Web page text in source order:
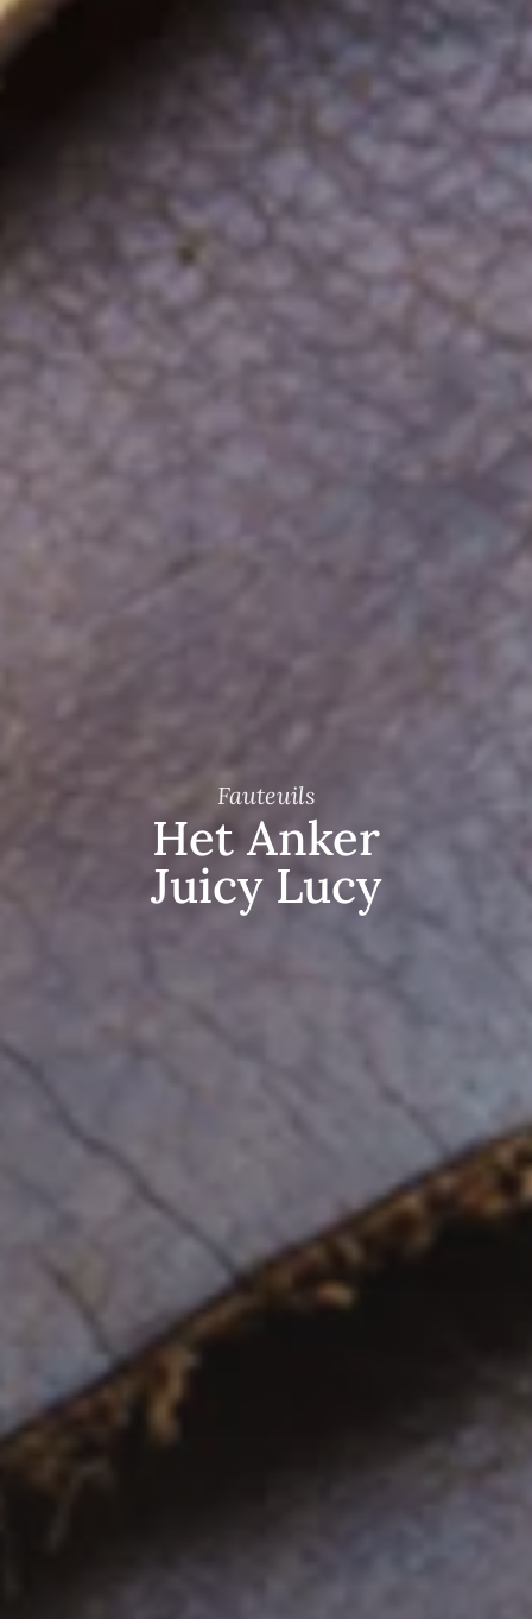
Fauteuils
Het Anker
Juicy Lucy